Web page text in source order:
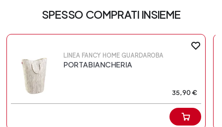
SPESSO COMPRATI INSIEME
LINEA FANCY HOME GUARDAROBA
PORTABIANCHERIA
35,90 €